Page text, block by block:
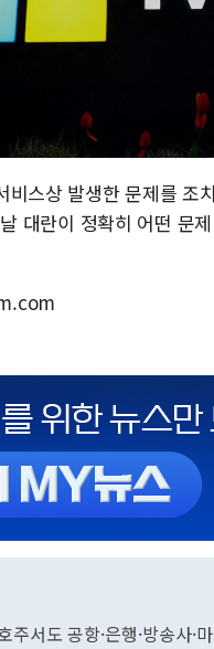
비스상 발생한 문제를
대란이 정확히 어떤 문
주서도 공항·은행·방송사·